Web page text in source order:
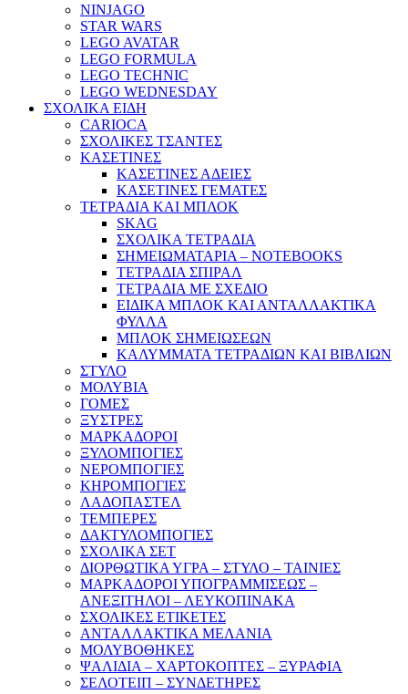
NINJAGO
STAR WARS
LEGO AVATAR
LEGO FORMULA
LEGO TECHNIC
LEGO WEDNESDAY
ΣΧΟΛΙΚΑ ΕΙΔΗ
CARIOCA
ΣΧΟΛΙΚΕΣ ΤΣΑΝΤΕΣ
ΚΑΣΕΤΙΝΕΣ
ΚΑΣΕΤΙΝΕΣ ΑΔΕΙΕΣ
ΚΑΣΕΤΙΝΕΣ ΓΕΜΑΤΕΣ
ΤΕΤΡΑΔΙΑ ΚΑΙ ΜΠΛΟΚ
SKAG
ΣΧΟΛΙΚΑ ΤΕΤΡΑΔΙΑ
ΣΗΜΕΙΩΜΑΤΑΡΙΑ – NOTEBOOKS
ΤΕΤΡΑΔΙΑ ΣΠΙΡΑΛ
ΤΕΤΡΑΔΙΑ ΜΕ ΣΧΕΔΙΟ
ΕΙΔΙΚΑ ΜΠΛΟΚ ΚΑΙ ΑΝΤΑΛΛΑΚΤΙΚΑ
ΦΥΛΛΑ
ΜΠΛΟΚ ΣΗΜΕΙΩΣΕΩΝ
ΚΑΛΥΜΜΑΤΑ ΤΕΤΡΑΔΙΩΝ ΚΑΙ ΒΙΒΛΙΩΝ
ΣΤΥΛΟ
ΜΟΛΥΒΙΑ
ΓΟΜΕΣ
ΞΥΣΤΡΕΣ
ΜΑΡΚΑΔΟΡΟΙ
ΞΥΛΟΜΠΟΓΙΕΣ
ΝΕΡΟΜΠΟΓΙΕΣ
ΚΗΡΟΜΠΟΓΙΕΣ
ΛΑΔΟΠΑΣΤΕΛ
ΤΕΜΠΕΡΕΣ
ΔΑΚΤΥΛΟΜΠΟΓΙΕΣ
ΣΧΟΛΙΚΑ ΣΕΤ
ΔΙΟΡΘΩΤΙΚΑ ΥΓΡΑ – ΣΤΥΛΟ – ΤΑΙΝΙΕΣ
ΜΑΡΚΑΔΟΡΟΙ ΥΠΟΓΡΑΜΜΙΣΕΩΣ –
ΑΝΕΞΙΤΗΛΟΙ – ΛΕΥΚΟΠΙΝΑΚΑ
ΣΧΟΛΙΚΕΣ ΕΤΙΚΕΤΕΣ
ΑΝΤΑΛΛΑΚΤΙΚΑ ΜΕΛΑΝΙΑ
ΜΟΛΥΒΟΘΗΚΕΣ
ΨΑΛΙΔΙΑ – ΧΑΡΤΟΚΟΠΤΕΣ – ΞΥΡΑΦΙΑ
ΣΕΛΟΤΕΙΠ – ΣΥΝΔΕΤΗΡΕΣ